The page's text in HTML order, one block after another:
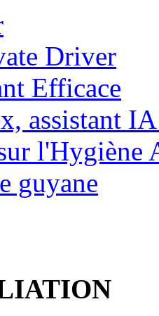
Driver
Efficace
assistant
l'Hygiène
guyane